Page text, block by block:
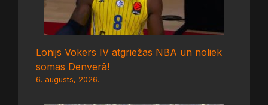
Lonijs Vokers IV atgriežas NBA un noliek
somas Denverā!
6. augusts, 2026.